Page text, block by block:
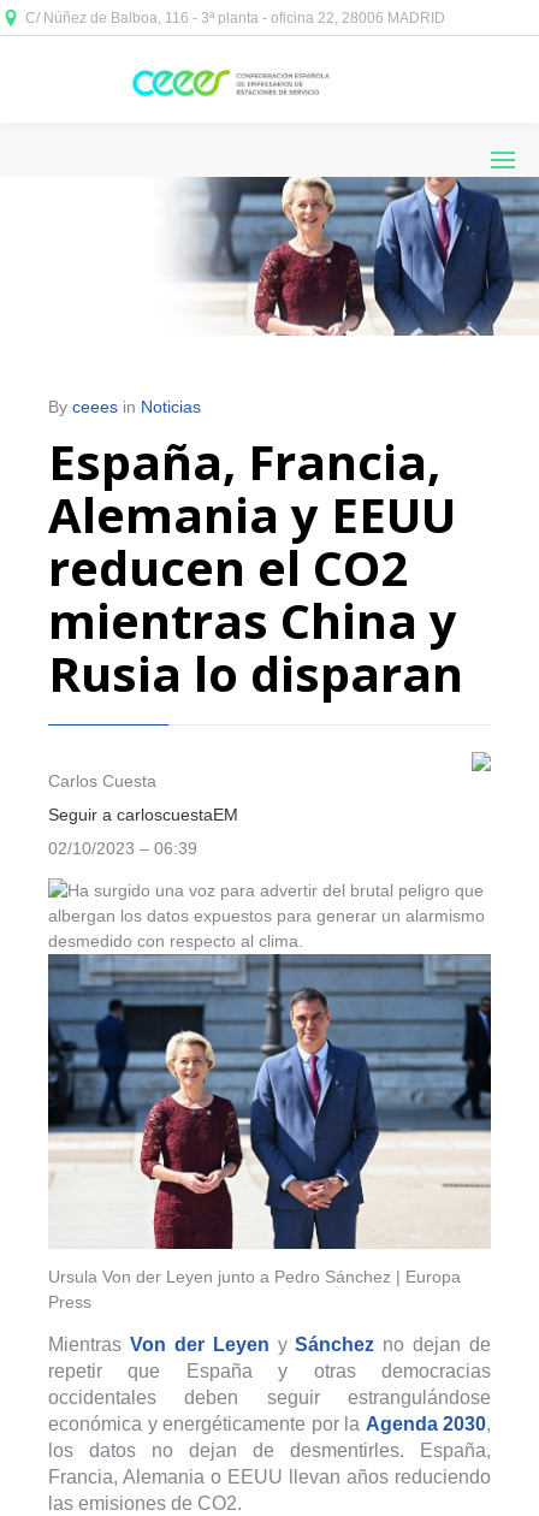
C/ Núñez de Balboa, 116 - 3ª planta - oficina 22, 28006 MADRID
By ceees in Noticias
España, Francia,
Alemania y EEUU
reducen el CO2
mientras China y
Rusia lo disparan
Carlos Cuesta
Seguir a carloscuestaEM
02/10/2023 – 06:39
Ursula Von der Leyen junto a Pedro Sánchez | Europa
Press
Mientras Von der Leyen ySánchez no dejan de
repetir que España y otras democracias
occidentales deben seguir estrangulándose
económica y energéticamente por la Agenda 2030,
los datos no dejan de desmentirles. España,
Francia, Alemania o EEUU llevan años reduciendo
las emisiones de CO2.